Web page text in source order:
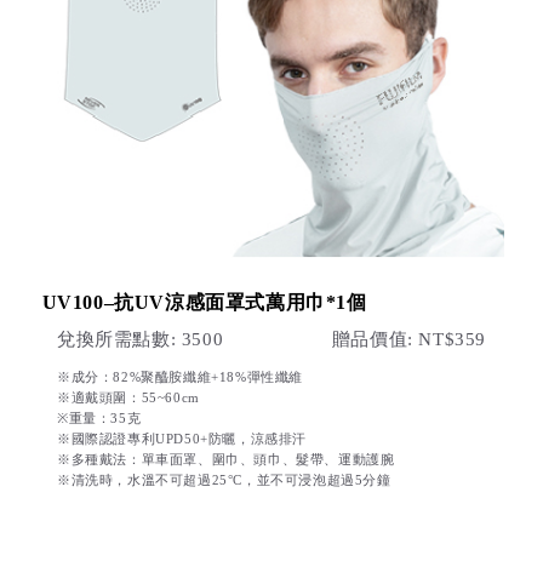
UV100–抗UV涼感面罩式萬用巾*1個
兌換所需點數: 3500 贈品價值: NT$359
※成分：82%聚醯胺纖維+18%彈性纖維
※適戴頭圍：55~60cm
※重量：35克
※國際認證專利UPD50+防曬，涼感排汗
※多種戴法：單車面罩、圍巾、頭巾、髮帶、運動護腕
※清洗時，水溫不可超過25°C，並不可浸泡超過5分鐘